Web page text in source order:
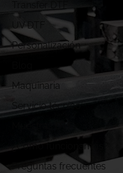
UV DTF
Personalización
Maquinaria
Servicio técnico
¿Cómo funcionamos?
Preguntas frecuentes